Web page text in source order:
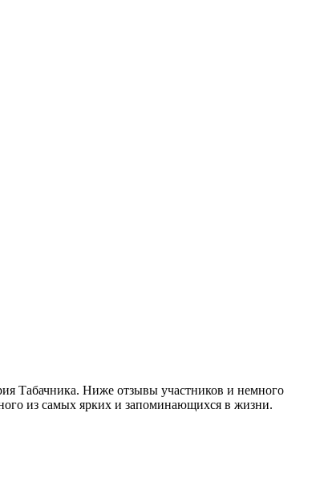
Табачника. Ниже отзывы участников и немного
из самых ярких и запоминающихся в жизни.